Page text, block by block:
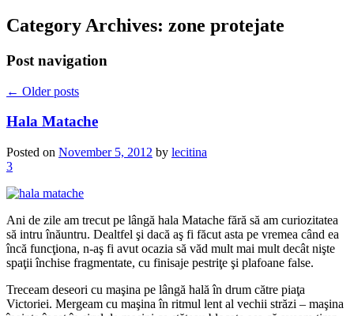
Category Archives: zone protejate
Post navigation
← Older posts
Hala Matache
Posted on November 5, 2012 by lecitina
3
Ani de zile am trecut pe lângă hala Matache fără să am curiozitatea
să intru înăuntru. Dealtfel şi dacă aş fi făcut asta pe vremea când ea
încă funcţiona, n-aş fi avut ocazia să văd mult mai mult decât nişte
spaţii închise fragmentate, cu finisaje pestriţe şi plafoane false.
Treceam deseori cu maşina pe lângă hală în drum către piaţa
Victoriei. Mergeam cu maşina în ritmul lent al vechii străzi – maşina